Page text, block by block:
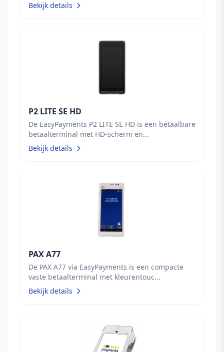
Bekijk details
P2 LITE SE HD
De EasyPayments P2 LITE SE HD is een betaalbare
betaalterminal met HD-scherm en...
Bekijk details
PAX A77
De PAX A77 via EasyPayments is een compacte
vaste betaalterminal met kleurentouc...
Bekijk details